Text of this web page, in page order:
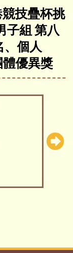
技疊杯挑
子組 第八
個人
優異獎